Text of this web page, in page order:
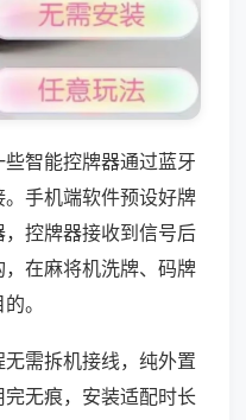
智能控牌器通过蓝牙
手机端软件预设好牌
控牌器接收到信号后
在麻将机洗牌、码牌
。
需拆机接线，纯外置
无痕，安装适配时长